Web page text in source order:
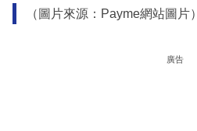
（圖片來源：Payme網站圖片）
廣告